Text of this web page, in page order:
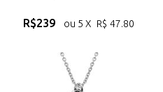
R$239 ou 5 X R$ 47.80